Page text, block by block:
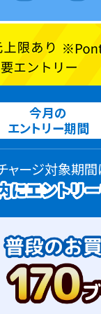
今月の
エントリー期間
チャージ対象期